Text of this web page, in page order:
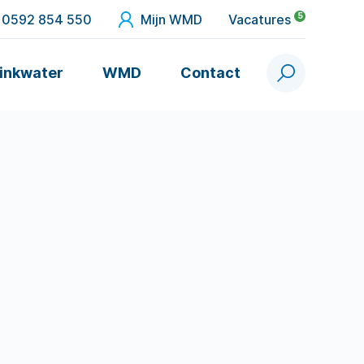
0592 854 550 Mijn WMD Vacatures 5
WMD Contact Zoek